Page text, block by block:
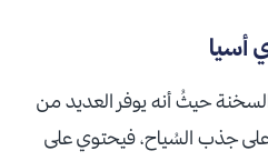
حيثُ أنه يوفر العديد من
على جذب السُياح، فيحتوي على